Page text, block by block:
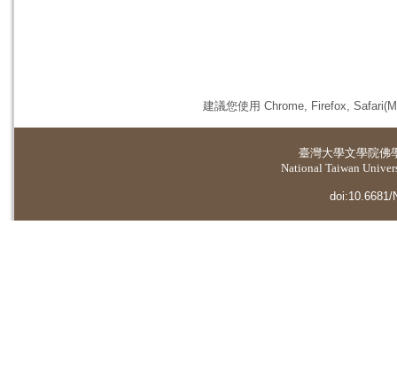
建議您使用 Chrome, Firefox,
臺灣大學文學院佛
National Taiwan
doi:10.6681/